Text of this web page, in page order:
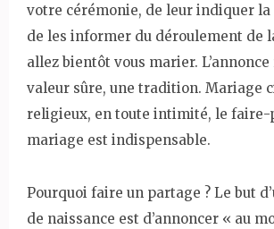
votre cérémonie, de leur indiquer la
de les informer du déroulement de
allez bientôt vous marier. L’annonce
valeur sûre, une tradition. Mariage
religieux, en toute intimité, le faire-
mariage est indispensable.
Pourquoi faire un partage ? Le but
de naissance est d’annoncer « au